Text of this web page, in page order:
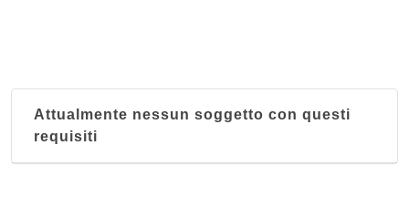
Attualmente nessun soggetto con questi
requisiti